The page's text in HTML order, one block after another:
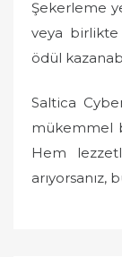
Şekerleme
veya birlikte
ödül
Saltica
mükemmel
Hem
arıyorsanız,